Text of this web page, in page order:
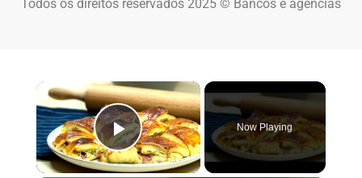
Todos os direitos reservados 2025 © Bancos e agências
×
Play Video
Now Playing